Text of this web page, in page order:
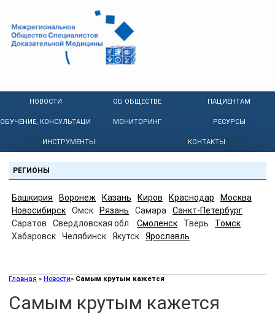
НОВОСТИ ОБ ОБЩЕСТВЕ ПАЦИЕНТАМ
ОБУЧЕНИЕ, КОНСУЛЬТАЦИИ МОНИТОРИНГ РЕСУРСЫ
ИНСТРУМЕНТЫ КОНТАКТЫ
РЕГИОНЫ
Башкирия Воронеж Казань Киров Краснодар
Москва
Новосибирск
Омск Рязань Самара
Санкт-Петербург
Саратов
Свердловская обл. Смоленск Тверь
Томск
Хабаровск
Челябинск Якутск Ярославль
Главная » Новости» Самым крутым кажется
Самым крутым кажется